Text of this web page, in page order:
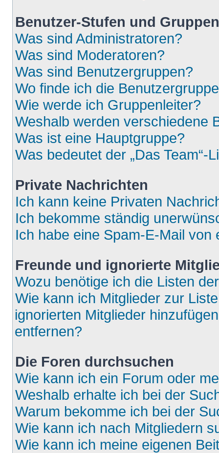
Benutzer-Stufen und Gruppen
Was sind Administratoren?
Was sind Moderatoren?
Was sind Benutzergruppen?
Wo finde ich die
Wie werde ich Gruppenleiter?
Weshalb werden verschiedene
Was ist eine Hauptgruppe?
Was bedeutet der „Das Team“-
Private Nachrichten
Ich kann keine Privaten
Ich bekomme ständig
Ich habe eine Spam-E-Mail
Freunde und ignorierte
Wozu benötige ich die Listen
Wie kann ich Mitglieder zur
ignorierten Mitglieder
entfernen?
Die Foren durchsuchen
Wie kann ich ein Forum oder
Weshalb erhalte ich bei der
Warum bekomme ich bei der
Wie kann ich nach Mitgliedern
Wie kann ich meine eigenen